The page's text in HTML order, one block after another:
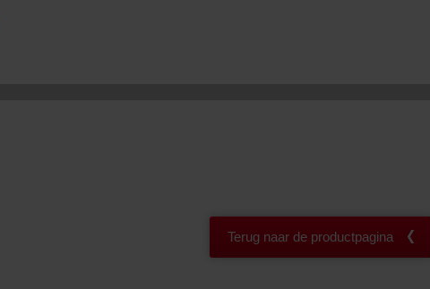
Terug naar de productpagina